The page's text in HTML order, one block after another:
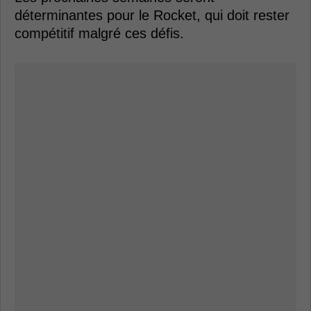
déterminantes pour le Rocket, qui doit rester
compétitif malgré ces défis.